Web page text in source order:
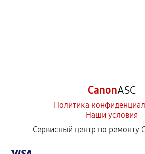
CanonASC
Политика
Наши условия
Сервисный центр по ремонту